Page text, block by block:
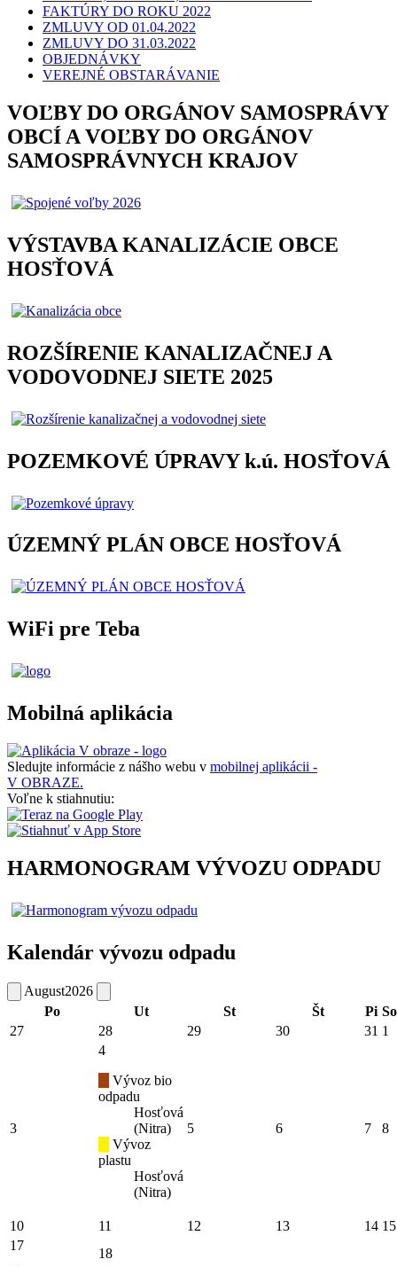
FAKTÚRY DO ROKU 2022
ZMLUVY OD 01.04.2022
ZMLUVY DO 31.03.2022
OBJEDNÁVKY
VEREJNÉ OBSTARÁVANIE
VOĽBY DO ORGÁNOV SAMOSPRÁVY
OBCÍ A VOĽBY DO ORGÁNOV
SAMOSPRÁVNYCH KRAJOV
VÝSTAVBA KANALIZÁCIE OBCE
HOSŤOVÁ
ROZŠÍRENIE KANALIZAČNEJ A
VODOVODNEJ SIETE 2025
POZEMKOVÉ ÚPRAVY k.ú. HOSŤOVÁ
ÚZEMNÝ PLÁN OBCE HOSŤOVÁ
WiFi pre Teba
Mobilná aplikácia
Sledujte informácie z nášho webu v mobilnej aplikácii -
V OBRAZE.
Voľne k stiahnutiu:
HARMONOGRAM VÝVOZU ODPADU
Kalendár vývozu odpadu
August2026
Po
Ut St Št Pi So
27
28 29 30 31 1
3
4
Vývoz bio
odpadu
Hosťová
(Nitra)
Vývoz
plastu
Hosťová
(Nitra)
5 6 7 8
10 11 12 13 14 15
17
18